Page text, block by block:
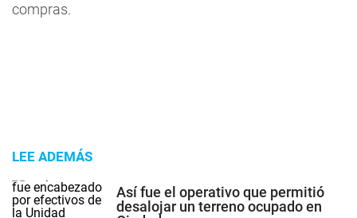
compras.
LEE ADEMÁS
Así fue el operativo que permitió
desalojar un terreno ocupado en